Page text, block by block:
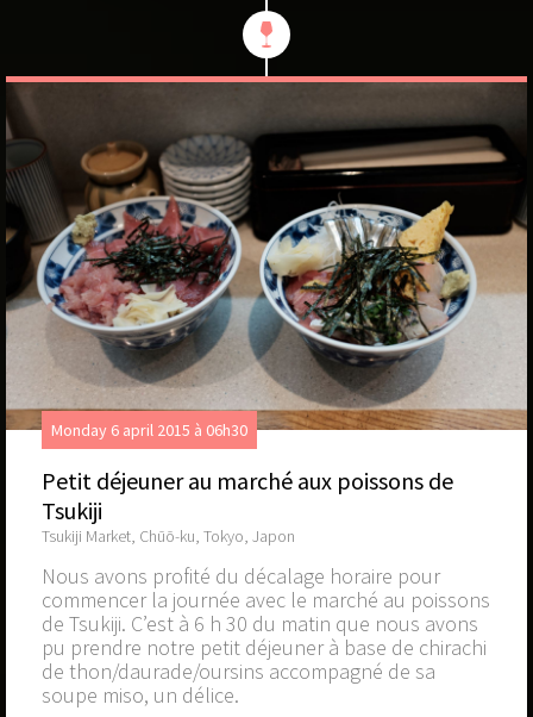
Monday 6 april 2015 à 06h30
Petit déjeuner au marché aux poissons de
Tsukiji
Tsukiji Market, Chūō-ku, Tokyo, Japon
Nous avons profité du décalage horaire pour
commencer la journée avec le marché au poissons
de Tsukiji. C’est à 6 h 30 du matin que nous avons
pu prendre notre petit déjeuner à base de chirachi
de thon/daurade/oursins accompagné de sa
soupe miso, un délice.